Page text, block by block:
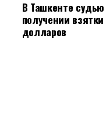
В Ташкенте
получении
долларов